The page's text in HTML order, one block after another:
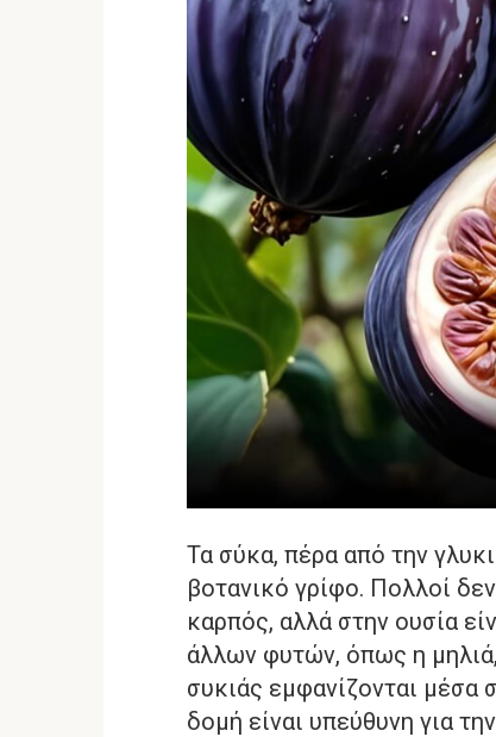
Τα σύκα, πέρα από την
βοτανικό γρίφο. Πολλοί
καρπός, αλλά στην ουσία
άλλων φυτών, όπως η
συκιάς εμφανίζονται
δομή είναι υπεύθυνη για